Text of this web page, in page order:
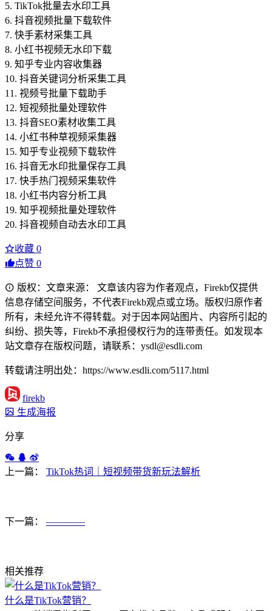
5. TikTok批量去水印工具
6. 抖音视频批量下载软件
7. 快手素材采集工具
8. 小红书视频无水印下载
9. 知乎专业内容收集器
10. 抖音关键词分析采集工具
11. 视频号批量下载助手
12. 短视频批量处理软件
13. 抖音SEO素材收集工具
14. 小红书种草视频采集器
15. 知乎专业视频下载软件
16. 抖音无水印批量保存工具
17. 快手热门视频采集软件
18. 小红书内容分析工具
19. 知乎视频批量处理软件
20. 抖音视频自动去水印工具
收藏 0
点赞 0
版权：文章来源： 文章该内容为作者观点，Firekb仅提供
信息存储空间服务，不代表Firekb观点或立场。版权归原作者
所有，未经允许不得转载。对于因本网站图片、内容所引起的
纠纷、损失等，Firekb不承担侵权行为的连带责任。如发现本
站文章存在版权问题，请联系：ysdl@esdli.com
转载请注明出处：https://www.esdli.com/5117.html
firekb
生成海报
分享
上一篇： TikTok热词｜短视频带货新玩法解析
下一篇： ————
相关推荐
什么是TikTok营销？